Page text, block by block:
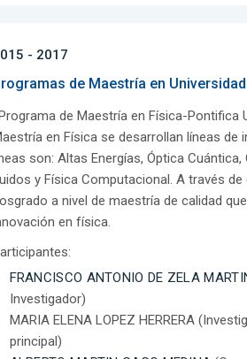
- 2017
de Maestría en
de Maestría en Física-Pontifica
en Física se desarrollan líneas
son: Altas Energías, Óptica
y Física Computacional. A través
a nivel de maestría de calidad
en física.
FRANCISCO ANTONIO DE ZELA
Investigador)
MARIA ELENA LOPEZ HERRERA
principal)